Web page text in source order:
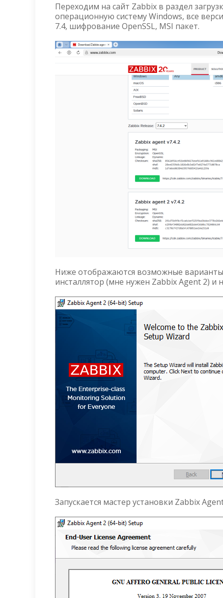
Переходим на сайт Zabbix в раздел
операционную систему Windows, все
7.4, шифрование OpenSSL, MSI пакет.
Ниже отображаются возможные варианты
инсталлятор (мне нужен Zabbix Agent 2) и
Запускается мастер установки Zabbix